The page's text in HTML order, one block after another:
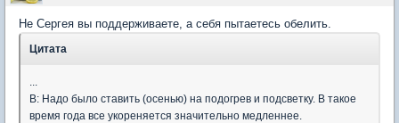
Не Сергея вы поддерживаете, а себя пытаетесь обелить.
Цитата
...
В: Надо было ставить (осенью) на подогрев и подсветку. В такое
время года все укореняется значительно медленнее.